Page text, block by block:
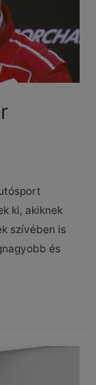
ki, akiknek
szívében is
és